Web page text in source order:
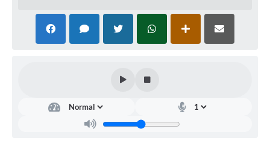
Telefones Úteis